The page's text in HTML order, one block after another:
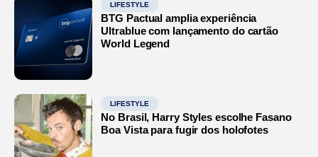
LIFESTYLE
BTG Pactual amplia experiência
Ultrablue com lançamento do cartão
World Legend
LIFESTYLE
No Brasil, Harry Styles escolhe Fasano
Boa Vista para fugir dos holofotes